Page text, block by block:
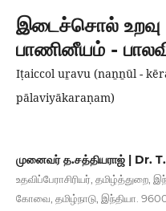
இடைச்சொல்
பாணினீயம் -
Iṭaiccol uṟavu (naṉṉūl -
pālaviyākaraṇam)
முனைவர் த.சத்தியராஜ் | Dr.
உதவிப்பேராசிரியர்,
கோவை, தமிழ்நாடு, இந்தியா.